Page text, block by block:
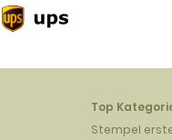
Top
Stempel